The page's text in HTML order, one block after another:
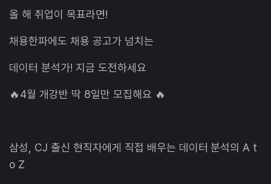
올 해 취업이 목표라면!
채용한파에도 채용 공고가 넘치는
데이터 분석가! 지금 도전하세요
🔥4월 개강반 딱 8일만 모집해요 🔥
삼성, CJ 출신 현직자에게 직접 배우는 데이터 분석의 A t
o Z